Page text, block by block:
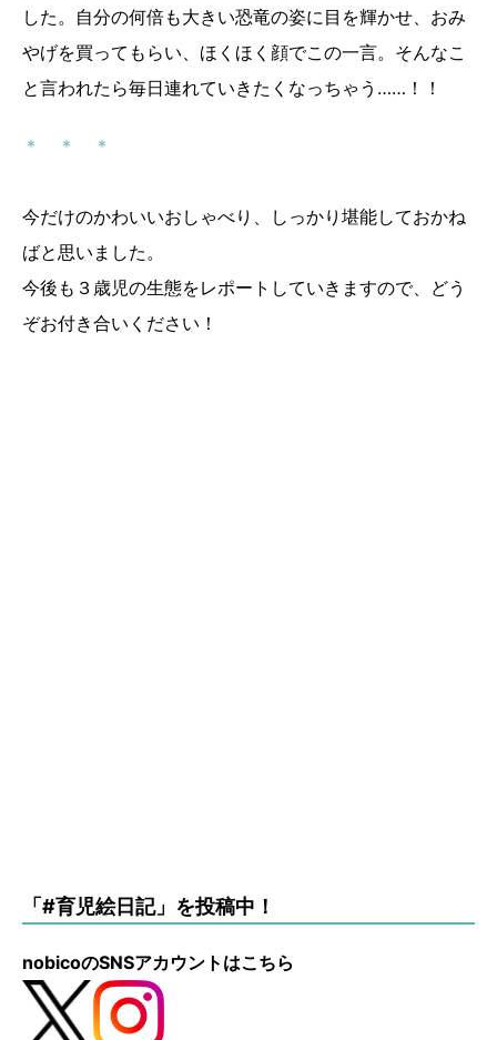
した。自分の何倍も大きい恐竜の姿に目を輝かせ、おみ
やげを買ってもらい、ほくほく顔でこの一言。そんなこ
と言われたら毎日連れていきたくなっちゃう……！！
＊ ＊ ＊
今だけのかわいいおしゃべり、しっかり堪能しておかね
ばと思いました。
今後も３歳児の生態をレポートしていきますので、どう
ぞお付き合いください！
「#育児絵日記」を投稿中！
nobicoのSNSアカウントはこちら